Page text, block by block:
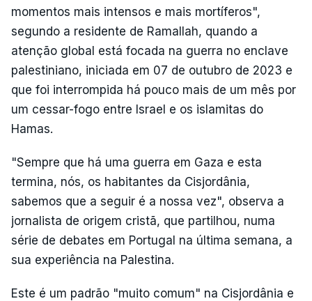
momentos mais intensos e mais mortíferos",
segundo a residente de Ramallah, quando a
atenção global está focada na guerra no enclave
palestiniano, iniciada em 07 de outubro de 2023 e
que foi interrompida há pouco mais de um mês por
um cessar-fogo entre Israel e os islamitas do
Hamas.
"Sempre que há uma guerra em Gaza e esta
termina, nós, os habitantes da Cisjordânia,
sabemos que a seguir é a nossa vez", observa a
jornalista de origem cristã, que partilhou, numa
série de debates em Portugal na última semana, a
sua experiência na Palestina.
Este é um padrão "muito comum" na Cisjordânia e